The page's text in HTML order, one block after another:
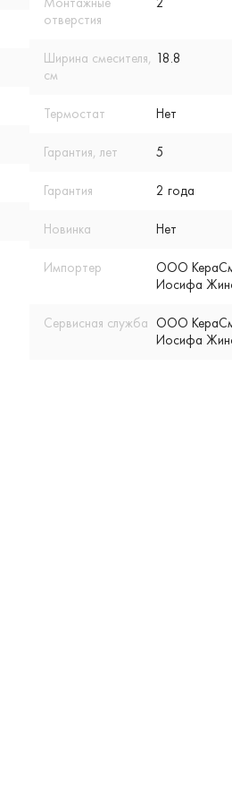
отверстия
Ширина смесителя,
см
18.8
Термостат Нет
Гарантия, лет 5
Гарантия 2 года
Новинка Нет
Импортер
ООО
Иосифа
Сервисная служба ООО
Иосифа